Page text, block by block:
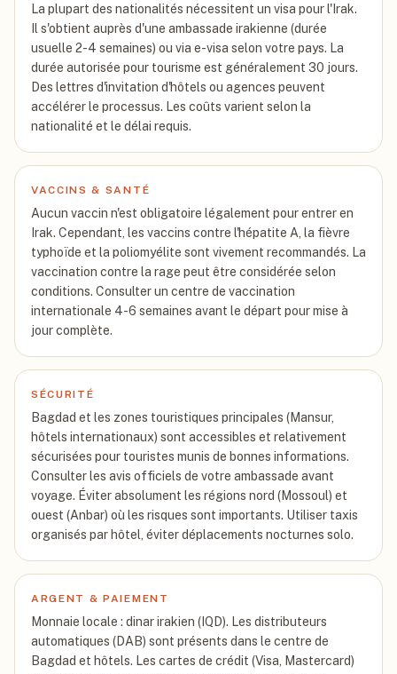
La plupart des nationalités nécessitent un visa pour l'Irak.
Il s'obtient auprès d'une ambassade irakienne (durée
usuelle 2-4 semaines) ou via e-visa selon votre pays. La
durée autorisée pour tourisme est généralement 30 jours.
Des lettres d'invitation d'hôtels ou agences peuvent
accélérer le processus. Les coûts varient selon la
nationalité et le délai requis.
VACCINS & SANTÉ
Aucun vaccin n'est obligatoire légalement pour entrer en
Irak. Cependant, les vaccins contre l'hépatite A, la fièvre
typhoïde et la poliomyélite sont vivement recommandés. La
vaccination contre la rage peut être considérée selon
conditions. Consulter un centre de vaccination
internationale 4-6 semaines avant le départ pour mise à
jour complète.
SÉCURITÉ
Bagdad et les zones touristiques principales (Mansur,
hôtels internationaux) sont accessibles et relativement
sécurisées pour touristes munis de bonnes informations.
Consulter les avis officiels de votre ambassade avant
voyage. Éviter absolument les régions nord (Mossoul) et
ouest (Anbar) où les risques sont importants. Utiliser taxis
organisés par hôtel, éviter déplacements nocturnes solo.
ARGENT & PAIEMENT
Monnaie locale : dinar irakien (IQD). Les distributeurs
automatiques (DAB) sont présents dans le centre de
Bagdad et hôtels. Les cartes de crédit (Visa, Mastercard)